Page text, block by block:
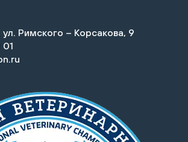
Римского – Корсакова, 9
01